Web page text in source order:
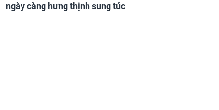
ngày càng hưng thịnh sung túc